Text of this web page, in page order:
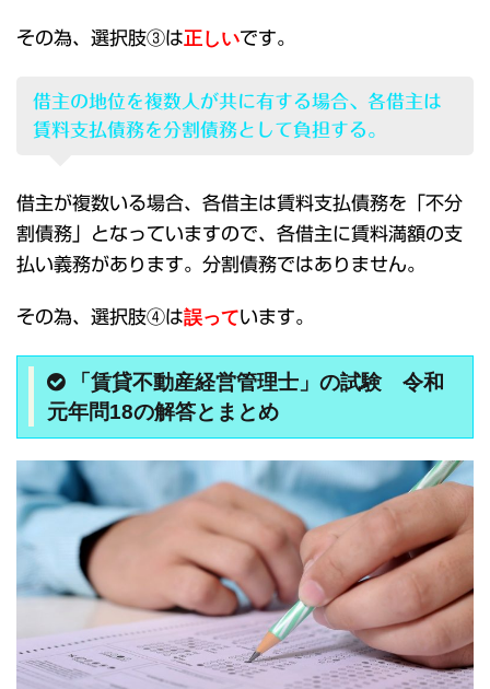
その為、選択肢③は正しいです。
借主の地位を複数人が共に有する場合、各借主は
賃料支払債務を分割債務として負担する。
借主が複数いる場合、各借主は賃料支払債務を「不分
割債務」となっていますので、各借主に賃料満額の支
払い義務があります。分割債務ではありません。
その為、選択肢④は誤っています。
「賃貸不動産経営管理士」の試験 令和
元年問18の解答とまとめ